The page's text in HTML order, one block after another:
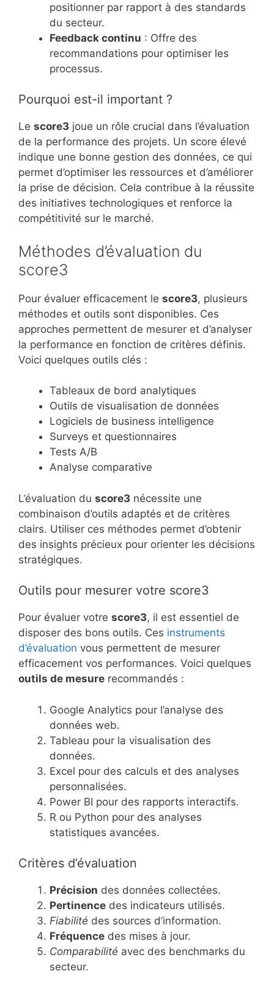
positionner par rapport à des standards
du secteur.
Feedback continu : Offre des
recommandations pour optimiser les
processus.
Pourquoi est-il important ?
Le score3 joue un rôle crucial dans l’évaluation
de la performance des projets. Un score élevé
indique une bonne gestion des données, ce qui
permet d’optimiser les ressources et d’améliorer
la prise de décision. Cela contribue à la réussite
des initiatives technologiques et renforce la
compétitivité sur le marché.
Méthodes d’évaluation du
score3
Pour évaluer efficacement le score3, plusieurs
méthodes et outils sont disponibles. Ces
approches permettent de mesurer et d’analyser
la performance en fonction de critères définis.
Voici quelques outils clés :
Tableaux de bord analytiques
Outils de visualisation de données
Logiciels de business intelligence
Surveys et questionnaires
Tests A/B
Analyse comparative
L’évaluation du score3 nécessite une
combinaison d’outils adaptés et de critères
clairs. Utiliser ces méthodes permet d’obtenir
des insights précieux pour orienter les décisions
stratégiques.
Outils pour mesurer votre score3
Pour évaluer votre score3, il est essentiel de
disposer des bons outils. Ces instruments
d’évaluation vous permettent de mesurer
efficacement vos performances. Voici quelques
outils de mesure recommandés :
Google Analytics pour l’analyse des
données web.
Tableau pour la visualisation des
données.
Excel pour des calculs et des analyses
personnalisées.
Power BI pour des rapports interactifs.
R ou Python pour des analyses
statistiques avancées.
Critères d’évaluation
Précision des données collectées.
Pertinence des indicateurs utilisés.
Fiabilité des sources d’information.
Fréquence des mises à jour.
Comparabilité avec des benchmarks du
secteur.